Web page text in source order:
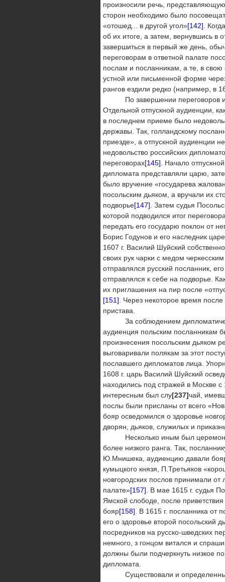
произносили речь,
сторон необходимо было
«отошед... в другой угол»[142] .
об их итоге, а затем, вернувшись в
завершиться в первый же день,
переговорам в ответной палате
послам и посланникам, а те, в
устной или письменной форме
рангов ездили редко (например, в
По завершении переговоров
Отдельной отпускной аудиенции,
в последнем приеме было
державы. Так, голландскому
приезде», а отпускной аудиенции
недовольство российских
переговорах[145] . Начало
дипломата представляли царю,
было вручение «государева
посольским дьяком, а вручали их
подворье[147] . Затем судья
которой подводился итог
передать его государю поклон от
Борис Годунов и его наследник
1607 г. Василий Шуйский
своих рук чарки с медом
отправлялся русский посланник,
отправлялся к себе на подворье.
их приглашения на пир после
[151] . Через некоторое время
пристава.
За соблюдением
аудиенция польским посланникам
произнесения посольским дьяком
выговаривали полякам за этот
пославшего дипломатов лица.
1608 г. царь Василий Шуйский
находились под стражей в Москве
интересным был слу[237]чай,
послы были присланы от всего
бояр осведомился о здоровье
дворян, дьяков, служилых и
Несколько иным был
более низкого ранга. Так,
Ю.Мнишека, аудиенцию давали
кумыцкого князя, П.Третьяков
новгородских послов принимали
палате»[157] . В мае 1615 г. судья
Ямской слободе, после
бояр[158] . В 1615 г. посланника
его о здоровье второй посольский
посредников на русско-шведских
немного, з гонцом витался и
должны были подчеркнуть низкое
дипломата.
Существовали и определенные